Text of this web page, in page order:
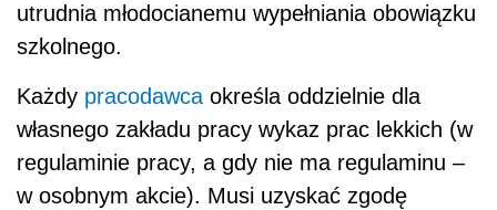
utrudnia młodocianemu wypełniania obowiązku
szkolnego.
Każdy pracodawcaokreśla oddzielnie dla
własnego zakładu pracy wykaz prac lekkich (w
regulaminie pracy, a gdy nie ma regulaminu –
w osobnym akcie). Musi uzyskać zgodę